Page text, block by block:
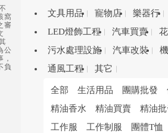
窩
審
公
負
文具用品
寵物店 樂器行
LED燈飾工程
汽車買賣
污水處理設施
汽車改裝
通風工程
其它
全部 生活用品 團購批發
精油香水
精油買賣 精油批
工作服
工作制服 團體T恤